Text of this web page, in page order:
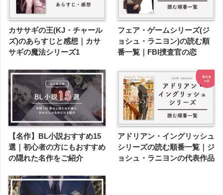
カササギの王(KJ・チャール
ズ)のあらすじと感想｜カサ
サギの魔法シリーズ1
フェア・ゲームシリーズ(ジ
ョシュ・ラニヨン)の読む順
番一覧｜FBI捜査官の恋
【名作】BL小説おすすめ15
選｜初心者の方にもおすすめ
の隠れた名作をご紹介
アドリアン・イングリッシュ
シリーズの読む順番一覧｜ジ
ョシュ・ラニヨンの代表作品